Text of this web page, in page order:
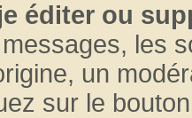
éditer ou
les
un
sur le